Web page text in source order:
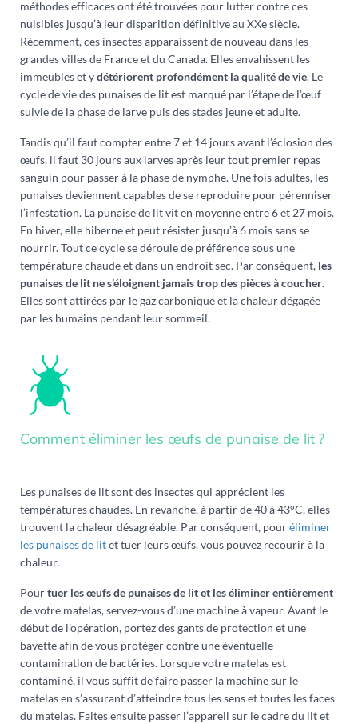
méthodes efficaces ont été trouvées pour lutter contre ces
nuisibles jusqu’à leur disparition définitive au XXe siècle.
Récemment, ces insectes apparaissent de nouveau dans les
grandes villes de France et du Canada. Elles envahissent les
immeubles et ydétériorent profondément la qualité de vie. Le
cycle de vie des punaises de lit est marqué par l’étape de l’œuf
suivie de la phase de larve puis des stades jeune et adulte.
Tandis qu’il faut compter entre 7 et 14 jours avant l’éclosion des
œufs, il faut 30 jours aux larves après leur tout premier repas
sanguin pour passer à la phase de nymphe. Une fois adultes, les
punaises deviennent capables de se reproduire pour pérenniser
l’infestation. La punaise de lit vit en moyenne entre 6 et 27 mois.
En hiver, elle hiberne et peut résister jusqu’à 6 mois sans se
nourrir. Tout ce cycle se déroule de préférence sous une
température chaude et dans un endroit sec. Par conséquent, les
punaises de lit ne s’éloignent jamais trop des pièces à coucher.
Elles sont attirées par le gaz carbonique et la chaleur dégagée
par les humains pendant leur sommeil.
Comment éliminer les œufs de punaise de lit ?
Les punaises de lit sont des insectes qui apprécient les
températures chaudes. En revanche, à partir de 40 à 43°C, elles
trouvent la chaleur désagréable. Par conséquent, pouréliminer
les punaises de litet tuer leurs œufs, vous pouvez recourir à la
chaleur.
Pourtuer les œufs de punaises de lit et les éliminer entièrement
de votre matelas, servez-vous d’une machine à vapeur. Avant le
début de l’opération, portez des gants de protection et une
bavette afin de vous protéger contre une éventuelle
contamination de bactéries. Lorsque votre matelas est
contaminé, il vous suffit de faire passer la machine sur le
matelas en s’assurant d’atteindre tous les sens et toutes les faces
du matelas. Faites ensuite passer l’appareil sur le cadre du lit et